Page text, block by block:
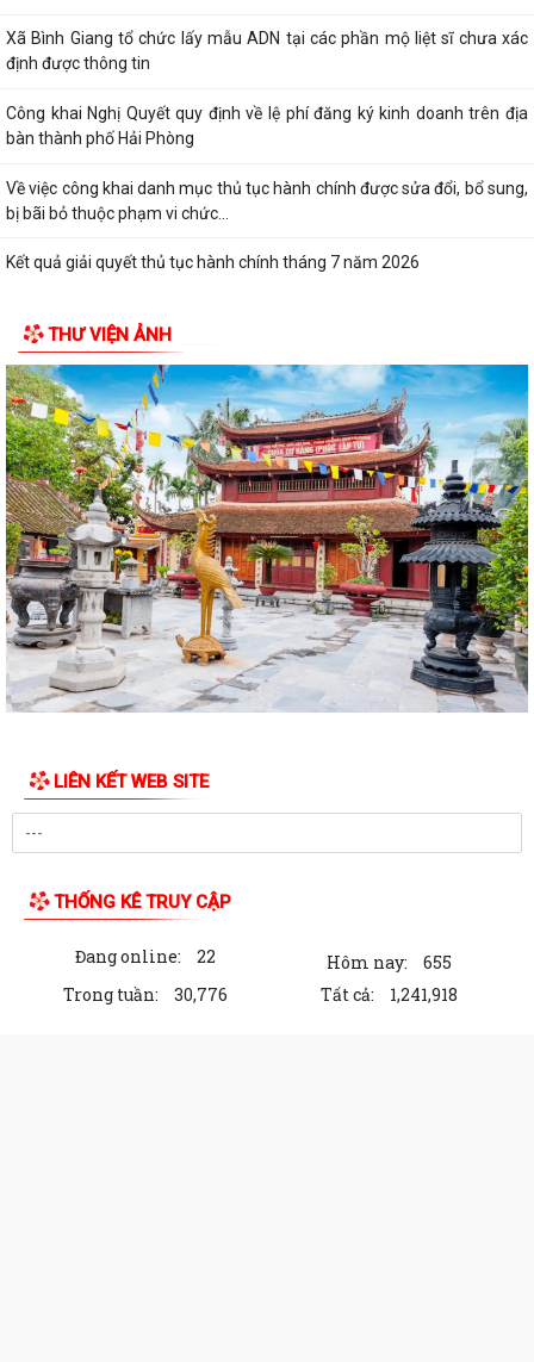
Xã Bình Giang tổ chức lấy mẫu ADN tại các phần mộ liệt sĩ chưa xác
định được thông tin
Công khai Nghị Quyết quy định về lệ phí đăng ký kinh doanh trên địa
bàn thành phố Hải Phòng
Về việc công khai danh mục thủ tục hành chính được sửa đổi, bổ sung,
bị bãi bỏ thuộc phạm vi chức...
Kết quả giải quyết thủ tục hành chính tháng 7 năm 2026
THƯ VIỆN ẢNH
LIÊN KẾT WEB SITE
THỐNG KÊ TRUY CẬP
Đang online: 22 Hôm nay:
655
Trong tuần:
30,776 Tất cả: 1,241,918